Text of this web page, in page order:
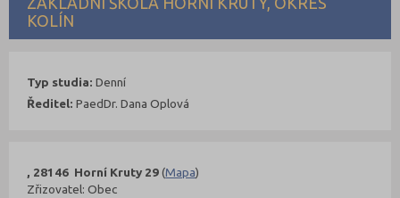
KOLÍN
, 28146 Horní Kruty 29(Mapa)
Zřizovatel: Obec
Typ studia: Denní
Ředitel: PaedDr. Dana Oplová